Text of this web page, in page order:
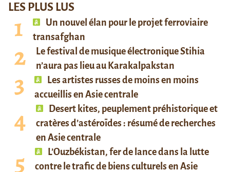
LES PLUS LUS
Un nouvel élan pour le projet ferroviaire
transafghan
Le festival de musique électronique Stihia
n’aura pas lieu au Karakalpakstan
Les artistes russes de moins en moins
accueillis en Asie centrale
Desert kites, peuplement préhistorique et
cratères d’astéroïdes : résumé de recherches
en Asie centrale
L’Ouzbékistan, fer de lance dans la lutte
contre le trafic de biens culturels en Asie